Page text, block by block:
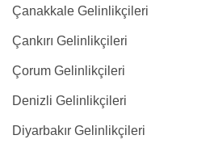
Çanakkale Gelinlikçileri
Çankırı Gelinlikçileri
Çorum Gelinlikçileri
Denizli Gelinlikçileri
Diyarbakır Gelinlikçileri